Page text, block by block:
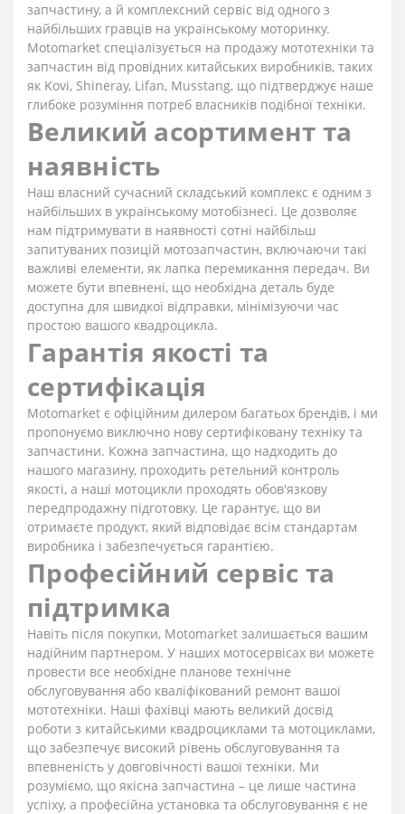
запчастину, а й комплексний сервіс від одного з
найбільших гравців на українському моторинку.
Motomarket спеціалізується на продажу мототехніки та
запчастин від провідних китайських виробників, таких
як Kovi, Shineray, Lifan, Musstang, що підтверджує наше
глибоке розуміння потреб власників подібної техніки.
Великий асортимент та
наявність
Наш власний сучасний складський комплекс є одним з
найбільших в українському мотобізнесі. Це дозволяє
нам підтримувати в наявності сотні найбільш
запитуваних позицій мотозапчастин, включаючи такі
важливі елементи, як лапка перемикання передач. Ви
можете бути впевнені, що необхідна деталь буде
доступна для швидкої відправки, мінімізуючи час
простою вашого квадроцикла.
Гарантія якості та
сертифікація
Motomarket є офіційним дилером багатьох брендів, і ми
пропонуємо виключно нову сертифіковану техніку та
запчастини. Кожна запчастина, що надходить до
нашого магазину, проходить ретельний контроль
якості, а наші мотоцикли проходять обов'язкову
передпродажну підготовку. Це гарантує, що ви
отримаєте продукт, який відповідає всім стандартам
виробника і забезпечується гарантією.
Професійний сервіс та
підтримка
Навіть після покупки, Motomarket залишається вашим
надійним партнером. У наших мотосервісах ви можете
провести все необхідне планове технічне
обслуговування або кваліфікований ремонт вашої
мототехніки. Наші фахівці мають великий досвід
роботи з китайськими квадроциклами та мотоциклами,
що забезпечує високий рівень обслуговування та
впевненість у довговічності вашої техніки. Ми
розуміємо, що якісна запчастина – це лише частина
успіху, а професійна установка та обслуговування є не